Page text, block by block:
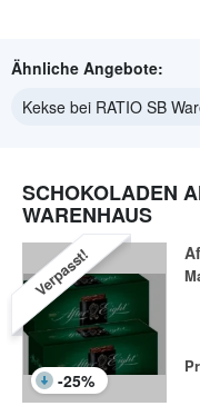
Ähnliche Angebote:
Kekse bei RATIO SB
SCHOKOLADEN
WARENHAUS
Verpasst!
-25%